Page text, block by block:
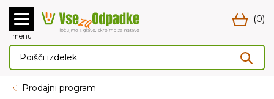
menu
(0)
Prodajni program